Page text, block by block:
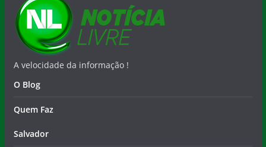
A velocidade da informação !
O Blog
Quem Faz
Salvador